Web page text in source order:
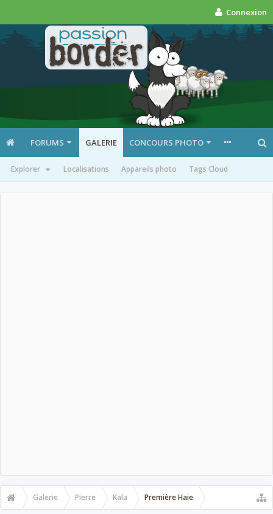
Connexion
FORUMS GALERIE
Explorer Localisations Appareils photo Tags Cloud
CONCOURS PHOTO
Galerie Pierre Kala Première Haie